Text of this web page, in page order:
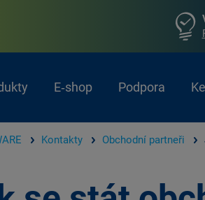
E‑shop Podpora
Kontakty Obchodní partneři